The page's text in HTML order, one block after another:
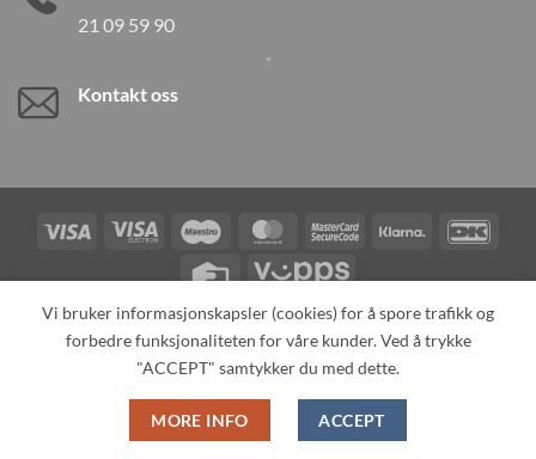
21 09 59 90
Kontakt oss
Visa
Visa
Maestro MasterCardMasterCardKlarna
Credit
Vipps
TILBAKEKALLINGER KONTAKT OSS
OM OSS
SPESIALBESTILLING
MIN KONTO ALL PRODUCTS
Copyright 2026 ©Neo Tokyo by Neo Tokyo Norway AS -With Love
from Japan-
Vi bruker informasjonskapsler (cookies) for å spore trafikk og
forbedre funksjonaliteten for våre kunder. Ved å trykke
"ACCEPT" samtykker du med dette.
MORE INFO ACCEPT